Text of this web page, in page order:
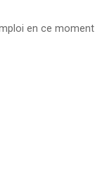
en ce moment